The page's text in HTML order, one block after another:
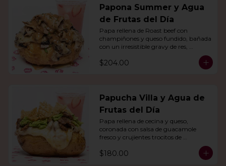
Papona Summer y Agua
de Frutas del Día
Papa rellena de Roast beef con
champiñones y queso fundido, bañada
con un irresistible gravy de res,
$204.00
Papucha Villa y Agua de
Frutas del Día
Papa rellena de cecina y queso,
coronada con salsa de guacamole
fresco y crujientes trocitos de
agua del día.
$180.00